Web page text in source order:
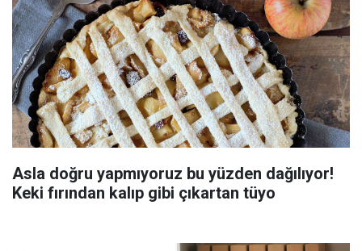
Asla doğru yapmıyoruz bu yüzden dağılıyor!
Keki fırından kalıp gibi çıkartan tüyo